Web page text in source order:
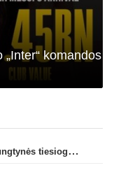
komandos
Konferencijų lyga: „Žalgiris“ – „Hajduk“ (rungtynės tiesiogiai)